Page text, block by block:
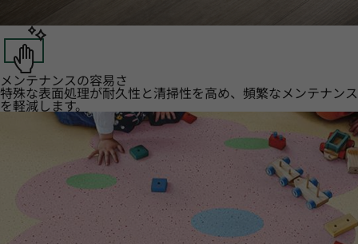
メンテナンスの容易さ
特殊な表面処理が耐久性と清掃性を高め、頻繁なメンテナンス
を軽減します。